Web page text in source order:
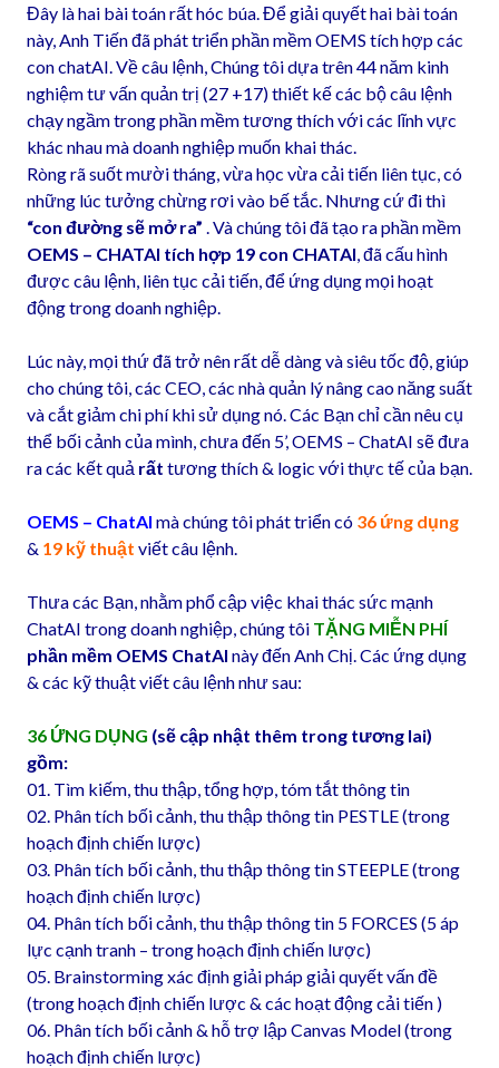
Đây là hai bài toán rất hóc búa. Để giải quyết hai bài toán
này, Anh Tiến đã phát triển phần mềm OEMS tích hợp các
con chatAI. Về câu lệnh, Chúng tôi dựa trên 44 năm kinh
nghiệm tư vấn quản trị (27 +17) thiết kế các bộ câu lệnh
chạy ngầm trong phần mềm tương thích với các lĩnh vực
khác nhau mà doanh nghiệp muốn khai thác.
Ròng rã suốt mười tháng, vừa học vừa cải tiến liên tục, có
những lúc tưởng chừng rơi vào bế tắc. Nhưng cứ đi thì
“con đường sẽ mở ra” . Và chúng tôi đã tạo ra phần mềm
OEMS – CHATAI tích hợp 19 con CHATAI, đã cấu hình
được câu lệnh, liên tục cải tiến, để ứng dụng mọi hoạt
động trong doanh nghiệp.
Lúc này, mọi thứ đã trở nên rất dễ dàng và siêu tốc độ, giúp
cho chúng tôi, các CEO, các nhà quản lý nâng cao năng suất
và cắt giảm chi phí khi sử dụng nó. Các Bạn chỉ cần nêu cụ
thể bối cảnh của mình, chưa đến 5’, OEMS – ChatAI sẽ đưa
ra các kết quả rất tương thích & logic với thực tế của bạn.
OEMS – ChatAI mà chúng tôi phát triển có 36 ứng dụng
& 19 kỹ thuật viết câu lệnh.
Thưa các Bạn, nhằm phổ cập việc khai thác sức mạnh
ChatAI trong doanh nghiệp, chúng tôi TẶNG MIỄN PHÍ
phần mềm OEMS ChatAI này đến Anh Chị. Các ứng dụng
& các kỹ thuật viết câu lệnh như sau:
36 ỨNG DỤNG (sẽ cập nhật thêm trong tương lai)
gồm:
01. Tìm kiếm, thu thập, tổng hợp, tóm tắt thông tin
02. Phân tích bối cảnh, thu thập thông tin PESTLE (trong
hoạch định chiến lược)
03. Phân tích bối cảnh, thu thập thông tin STEEPLE (trong
hoạch định chiến lược)
04. Phân tích bối cảnh, thu thập thông tin 5 FORCES (5 áp
lực cạnh tranh – trong hoạch định chiến lược)
05. Brainstorming xác định giải pháp giải quyết vấn đề
(trong hoạch định chiến lược & các hoạt động cải tiến )
06. Phân tích bối cảnh & hỗ trợ lập Canvas Model (trong
hoạch định chiến lược)